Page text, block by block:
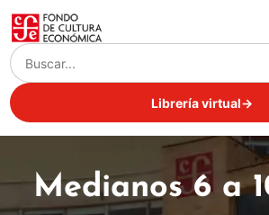
Librería virtual→
Medianos 6 a